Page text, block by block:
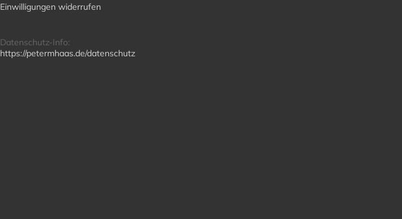
Einwilligungen widerrufen
Datenschutz-Info:
https://petermhaas.de/datenschutz